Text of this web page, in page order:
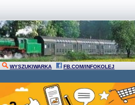
WYSZUKIWARKA FB.COM/INFOKOLEJ